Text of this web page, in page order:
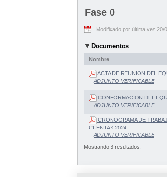
Fase 0
Modificado por última vez 20/
Documentos
Nombre
ACTA DE REUNION DEL
ADJUNTO VERIFICABLE
CONFORMACION DEL
ADJUNTO VERIFICABLE
CRONOGRAMA DE
CUENTAS 2024
ADJUNTO VERIFICABLE
Mostrando 3 resultados.